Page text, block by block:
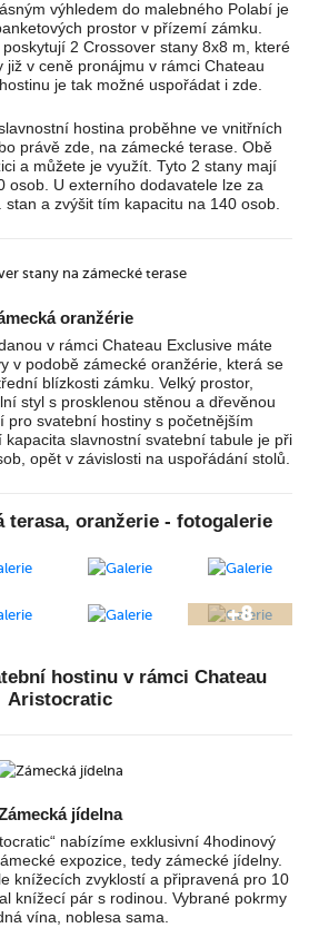
výhledem do malebného Polabí je
prostor v přízemí zámku.
2 Crossover stany 8x8 m, které
již v ceně pronájmu v rámci Chateau
je tak možné uspořádat i zde.
hostina proběhne ve vnitřních
právě zde, na zámecké terase. Obě
a můžete je využít. Tyto 2 stany mají
osob. U externího dodavatele lze za
a zvýšit tím kapacitu na 140 osob.
oranžérie
v rámci Chateau Exclusive máte
v podobě zámecké oranžérie, která se
blízkosti zámku. Velký prostor,
styl s prosklenou stěnou a dřevěnou
pro svatební hostiny s početnějším
kapacita slavnostní svatební tabule je při
opět v závislosti na uspořádání stolů.
terasa, oranžerie - fotogalerie
hostinu v rámci Chateau
Aristocratic
jídelna
nabízíme exklusivní 4hodinový
expozice, tedy zámecké jídelny.
knížecích zvyklostí a připravená pro 10
knížecí pár s rodinou. Vybrané pokrmy
vína, noblesa sama.